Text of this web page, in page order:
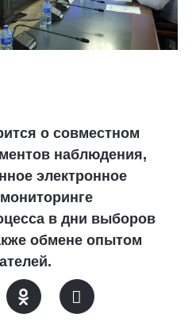
о совместном
наблюдения,
электронное
в дни выборов
обмене опытом